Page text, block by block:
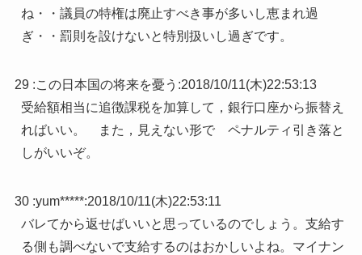
ね・・議員の特権は廃止すべき事が多いし恵まれ過
ぎ・・罰則を設けないと特別扱いし過ぎです。
29 :この日本国の将来を憂う :2018/10/11(木)22:53:13
受給額相当に追徴課税を加算して，銀行口座から振替え
ればいい。 また，見えない形で ペナルティ引き落と
しがいいぞ。
30 :yum*****:2018/10/11(木)22:53:11
バレてから返せばいいと思っているのでしょう。支給す
る側も調べないで支給するのはおかしいよね。マイナン